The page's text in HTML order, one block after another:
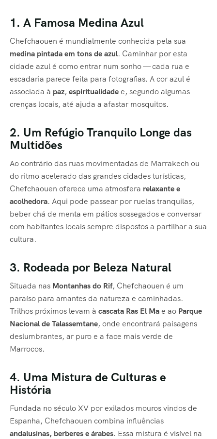
1. A Famosa Medina Azul
Chefchaouen é mundialmente conhecida pela sua
medina pintada em tons de azul. Caminhar por esta
cidade azul é como entrar num sonho — cada rua e
escadaria parece feita para fotografias. A cor azul é
associada à paz, espiritualidadee, segundo algumas
crenças locais, até ajuda a afastar mosquitos.
2. Um Refúgio Tranquilo Longe das
Multidões
Ao contrário das ruas movimentadas de Marrakech ou
do ritmo acelerado das grandes cidades turísticas,
Chefchaouen oferece uma atmosfera relaxante e
acolhedora. Aqui pode passear por ruelas tranquilas,
beber chá de menta em pátios sossegados e conversar
com habitantes locais sempre dispostos a partilhar a sua
cultura.
3. Rodeada por Beleza Natural
Situada nas Montanhas do Rif, Chefchaouen é um
paraíso para amantes da natureza e caminhadas.
Trilhos próximos levam à cascata Ras El Mae ao Parque
Nacional de Talassemtane, onde encontrará paisagens
deslumbrantes, ar puro e a face mais verde de
Marrocos.
4. Uma Mistura de Culturas e
História
Fundada no século XV por exilados mouros vindos de
Espanha, Chefchaouen combina influências
andalusinas, berberes e árabes. Essa mistura é visível na